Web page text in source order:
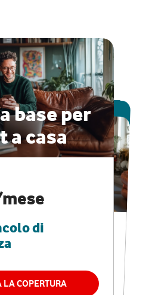
base per
a casa
di
LA COPERTURA
ONLINE
PRO
veloce e
speciali
+ VODAFONE CLUB